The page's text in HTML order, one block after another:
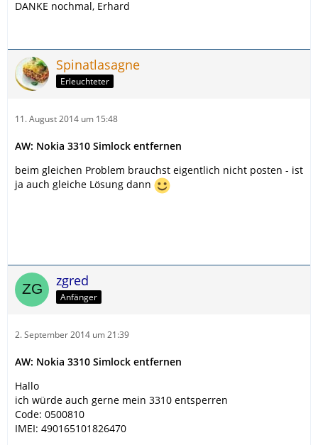
DANKE nochmal, Erhard
Spinatlasagne
Erleuchteter
11. August 2014 um 15:48
AW: Nokia 3310 Simlock entfernen
beim gleichen Problem brauchst eigentlich nicht posten - ist
ja auch gleiche Lösung dann
zgred
Anfänger
2. September 2014 um 21:39
AW: Nokia 3310 Simlock entfernen
Hallo
ich würde auch gerne mein 3310 entsperren
Code: 0500810
IMEI: 490165101826470